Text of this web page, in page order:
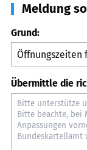
Meldung
Grund:
Übermittle die